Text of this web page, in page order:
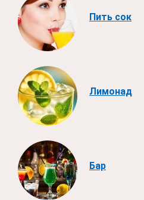
Пить сок
Лимонад
Бар